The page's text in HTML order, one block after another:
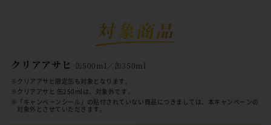
クリアアサヒ 缶500ml／缶350ml
※クリアアサヒ限定缶も対象となります。
※クリアアサヒ 缶250mlは、対象外です。
※「キャンペーンシール」の貼付されていない商品につきましては、本キャンペーンの
対象外とさせていただきます。